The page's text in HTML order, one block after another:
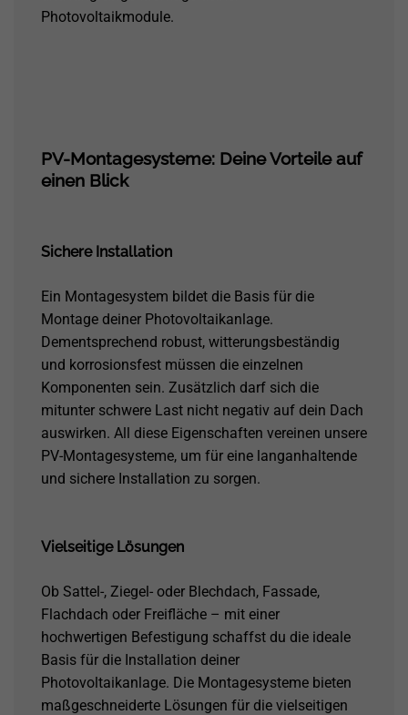
Photovoltaikmodule.
PV-Montagesysteme: Deine Vorteile auf
einen Blick
Sichere Installation
Ein Montagesystem bildet die Basis für die
Montage deiner Photovoltaikanlage.
Dementsprechend robust, witterungsbeständig
und korrosionsfest müssen die einzelnen
Komponenten sein. Zusätzlich darf sich die
mitunter schwere Last nicht negativ auf dein Dach
auswirken. All diese Eigenschaften vereinen unsere
PV-Montagesysteme, um für eine langanhaltende
und sichere Installation zu sorgen.
Vielseitige Lösungen
Ob Sattel-, Ziegel- oder Blechdach, Fassade,
Flachdach oder Freifläche – mit einer
hochwertigen Befestigung schaffst du die ideale
Basis für die Installation deiner
Photovoltaikanlage. Die Montagesysteme bieten
maßgeschneiderte Lösungen für die vielseitigen